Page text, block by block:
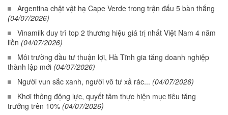
Argentina chật vật hạ Cape Verde trong trận đấu 5 bàn thắng
(04/07/2026)
Vinamilk duy trì top 2 thương hiệu giá trị nhất Việt Nam 4 năm
liền (04/07/2026)
Môi trường đầu tư thuận lợi, Hà Tĩnh gia tăng doanh nghiệp
thành lập mới (04/07/2026)
Người vun sắc xanh, người vô tư xả rác... (04/07/2026)
Khơi thông động lực, quyết tâm thực hiện mục tiêu tăng
trưởng trên 10% (04/07/2026)